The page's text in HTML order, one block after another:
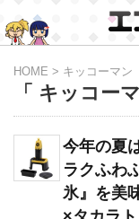
HOME > キッコーマン
「 キッコー
今年の夏
ラクふわ
氷』を美